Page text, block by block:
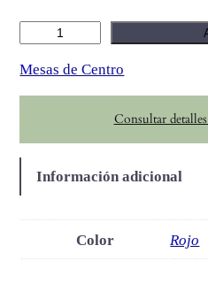
k
a
a
t
i
a
Mesas de Centro
Consultar
Información adicional
Color Rojo